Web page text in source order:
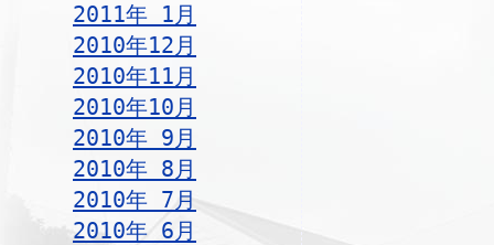
2011年 1月
2010年12月
2010年11月
2010年10月
2010年 9月
2010年 8月
2010年 7月
2010年 6月